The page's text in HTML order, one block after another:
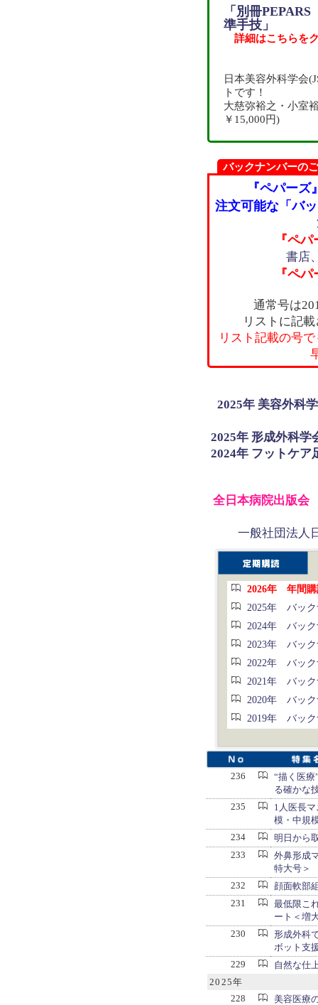
「別冊
準手技」
詳細はこちらを
日本美容外科学会(
トです！
大慈弥裕之・小室
￥15,000円)
バックナンバーの
『ペパー
注文可能な「バ
『ペパーズ
書店
『ペパーズ
通常号は
リストに記
リスト記載の号
2025年 美容外科
2025年 形成外科学
2024年 フットケア
全日本病院出版
一般社団法人
2026年 年間
2025年 バック
2024年 バック
2023年 バック
2022年 バック
2021年 バック
2020年 バック
2019年 バック
236
“描く医
る確かな
235
1人医長
模・中規
234
明日から
233
外鼻形成
特大号＞
232
顔面軟部
231
最低限こ
ート＜増
230
形成外科
ボット支
229
自然な仕
2025年
228
美容医療